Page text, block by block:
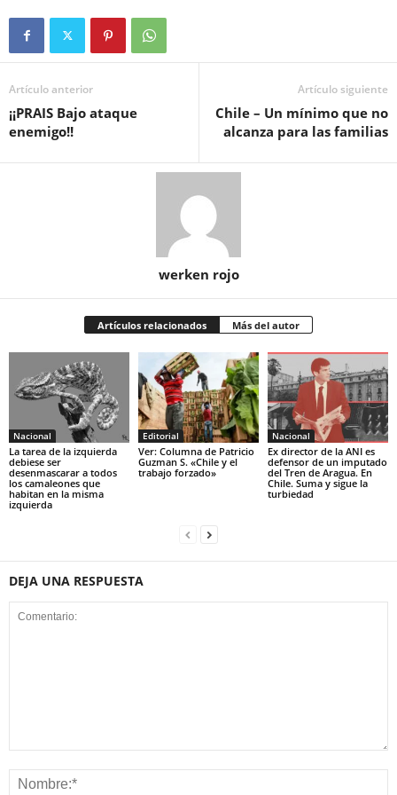
Artículo anterior
¡¡PRAIS Bajo ataque
enemigo!!
Artículo siguiente
Chile – Un mínimo que no
alcanza para las familias
werken rojo
Artículos relacionados Más del autor
Nacional
La tarea de la izquierda
debiese ser
desenmascarar a todos
los camaleones que
habitan en la misma
izquierda
Editorial
Ver: Columna de Patricio
Guzman S. «Chile y el
trabajo forzado»
Nacional
Ex director de la ANI es
defensor de un imputado
del Tren de Aragua. En
Chile. Suma y sigue la
turbiedad
DEJA UNA RESPUESTA